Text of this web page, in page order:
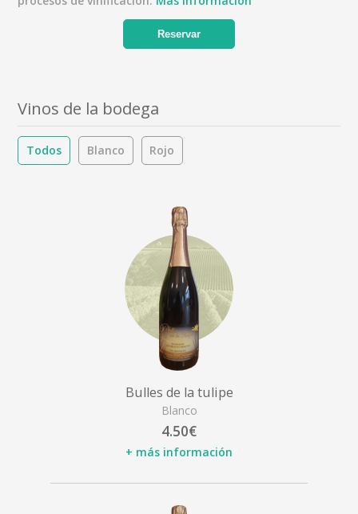
Reservar
Vinos de la bodega
Todos Blanco Rojo
Bulles de la tulipe
Blanco
4.50€
+ más información